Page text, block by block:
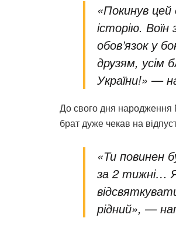
«Покинув цей
історію.
обов’язок у
друзям, усім
України!» —
До свого дня
брат дуже чекав на
«Ти повинен
за 2 тижні…
рідний», —